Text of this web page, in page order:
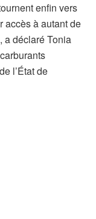
enfin vers
accès à autant de
a déclaré Tonia
l’État de